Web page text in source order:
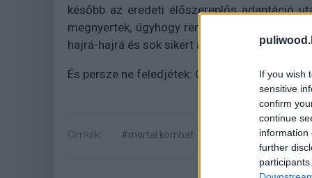
If you wish
sensitive
confirm
continue
information
further
később az eredeti élőszereplős adaptáció
megnyertek, úgyhogy reméljük a
hajrá-hajrá és sok sikert a kvízhez!
És persze ne feledjétek: Google-t használni
Címkék: #mortal kombat